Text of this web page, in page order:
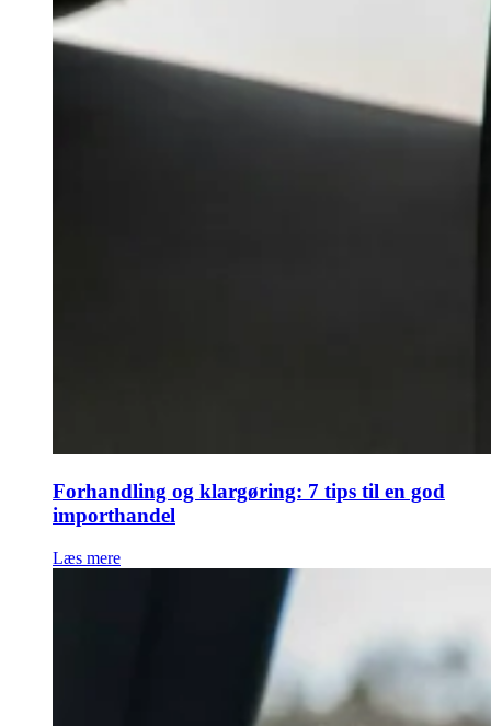
Forhandling og klargøring: 7 tips til en god
importhandel
Læs mere